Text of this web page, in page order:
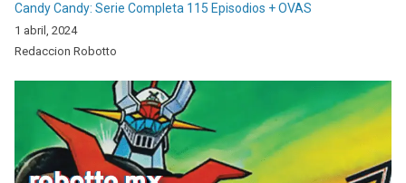
Candy Candy: Serie Completa 115 Episodios + OVAS
1 abril, 2024
Redaccion Robotto